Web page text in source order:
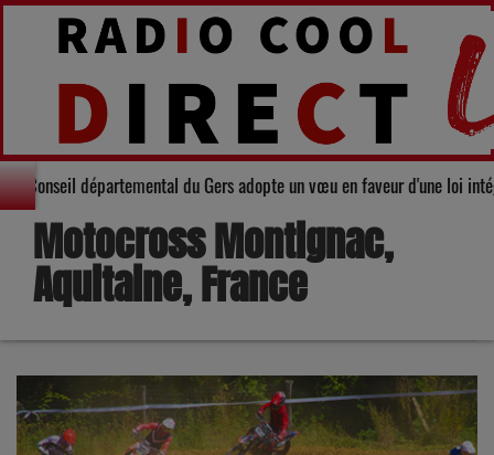
: Le Conseil départemental du Gers adopte un vœu en faveur
Motocross Montignac,
Aquitaine, France